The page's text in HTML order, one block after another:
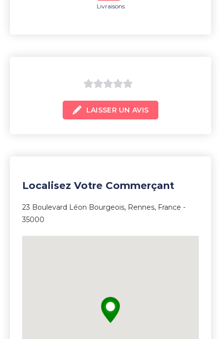
Livraisons
sur
LAISSER UN AVIS
Localisez Votre Commerçant
23 Boulevard Léon Bourgeois, Rennes, France -
35000